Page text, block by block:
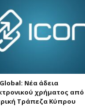
Νέα άδεια
χρήματος από
Τράπεζα Κύπρου